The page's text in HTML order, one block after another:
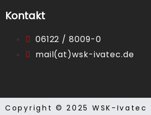
Kontakt
06122 / 8009-0
mail(at)wsk-ivatec.de
Copyright © 2025 WSK-Ivatec